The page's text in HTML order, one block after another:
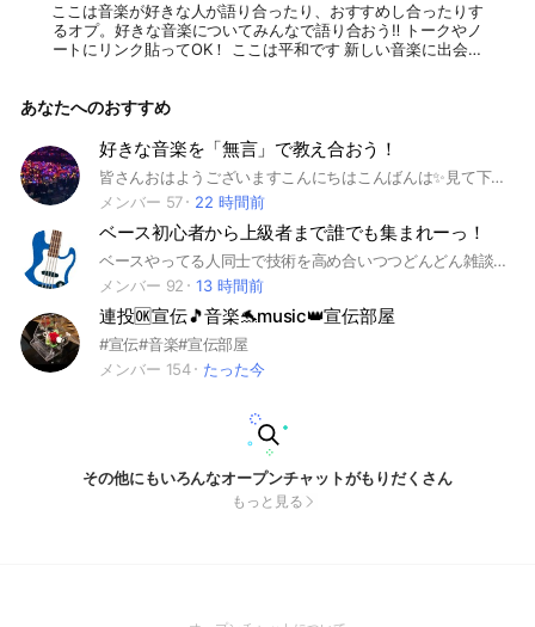
ここは音楽が好きな人が語り合ったり、おすすめし合ったりす
るオプ。好きな音楽についてみんなで語り合おう‼️ トークやノ
ートにリンク貼ってOK！ ここは平和です 新しい音楽に出会え
はEDM‼️MyltaさんとVOLTAさんのオタクです みんなのお気に
好きな曲オススメ祭やってます！ ボカコレ時期は語りまくり
ます 作詞、作曲、楽器に興味がある人も是非来てね！ DTM勉
強してます！一緒に勉強しよー！ちなみに…主はボカロPの者
です 今なら古参‼️ ⭕曲の紹介はもちろん雑談、相談など ❌荒
らし、出会い厨、暴言、下ネタ 即抜けは一言伝えてからお願
いします。ルールを守って楽しくトークしよう♫ #音楽#ボカ
ロ#バンド#雑談#相談#学生#小学生#中学生#高校生#大学生#
専門学生#学生限定#ライブトーク#楽器#ピアノ#ドラム#ギタ
ー#ベース#作詞#作曲#DTM#軽音楽#ボーカロイド#ボカロP#
DTMer#ネット音楽#吹奏楽#歌#副官募集中#EDM
あなたへのおすすめ
好きな音楽を「無言」で教え合おう！
皆さんおはようございますこんにちはこんばんは✨見て下さりありがとうございます😊 このオプチャは名前の通り無言で自分の好きな音楽をジャンル問わずで貼るオープンチャットです！ 無言なのでコミュニケーションをとるのが苦手な人も安心！ それにジャンル問わずなので、アニソンでもボカロでもJｰHOPEでもKーPOPでも演歌でも楽器で演奏しているやつでもなんでも貼って大丈夫です！ 聞き専👌🏻´- ルール ・聞き専もちろんありなんですが曲出す人が一定の人になっちゃうといけないのでちょこちょこ出してくれると幸いですm(*_ _)m ・入ったらノートに自己紹介をまじで軽ーく書いてください🙇‍♀️ほんとに軽くで大丈夫です！！ ・入っても挨拶とかしないでOK ・スタンプ、会話なし ・YouTubeのリンクを貼る。 ・荒らしなし！！！！！！ ・喧嘩なし！ これを守ってくれたら大丈夫です (꒪˙꒳˙꒪) ここまで見てくれてありがとうございました✨では音楽の世界へようこそ♬.*ﾟ
メンバー 57
22 時間前
ベース初心者から上級者まで誰でも集まれーっ！
ベースやってる人同士で技術を高め合いつつどんどん雑談していきましょーっ！ここのオープンチャットはタメ口でも敬語でもどちらでもOKなオープンチャットです！ちなみにオプチャ主は初めて2年半程です！中級者様、上級者様どうかベースの様々なことををご教授ください...だれでもいいので来て貰えるとくれしいです#ベーシスト#エレキベース#ベース
メンバー 92
13 時間前
連投🆗宣伝🎵音楽🐬music👑宣伝部屋
#宣伝#音楽#宣伝部屋
メンバー 154
たった今
その他にもいろんなオープンチャットがもりだくさん
もっと見る